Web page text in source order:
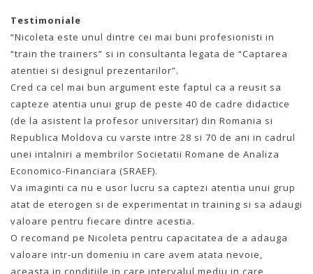
Testimoniale
“Nicoleta este unul dintre cei mai buni profesionisti in
“train the trainers” si in consultanta legata de “Captarea
atentiei si designul prezentarilor”.
Cred ca cel mai bun argument este faptul ca a reusit sa
capteze atentia unui grup de peste 40 de cadre didactice
(de la asistent la profesor universitar) din Romania si
Republica Moldova cu varste intre 28 si 70 de ani in cadrul
unei intalniri a membrilor Societatii Romane de Analiza
Economico-Financiara (SRAEF).
Va imaginti ca nu e usor lucru sa captezi atentia unui grup
atat de eterogen si de experimentat in training si sa adaugi
valoare pentru fiecare dintre acestia.
O recomand pe Nicoleta pentru capacitatea de a adauga
valoare intr-un domeniu in care avem atata nevoie,
aceasta in conditiile in care intervalul mediu in care